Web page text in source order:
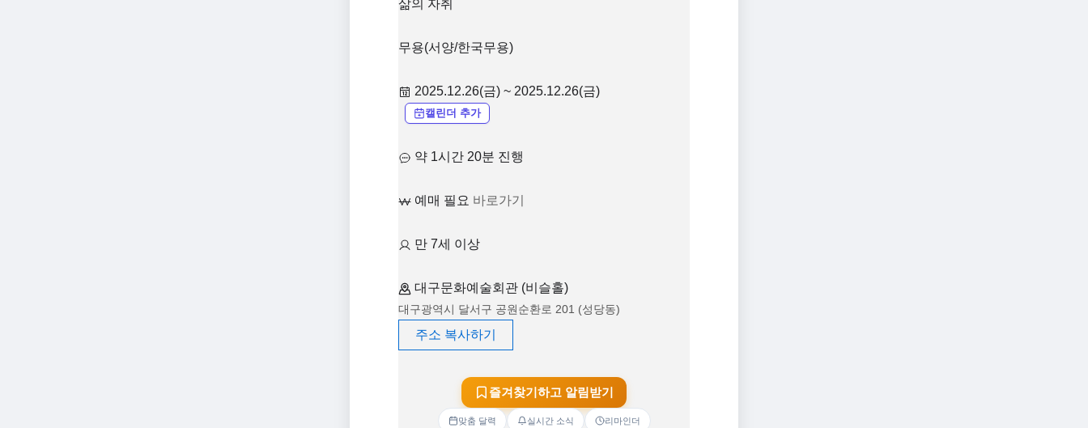
삶의 자취
무용(서양/한국무용)
2025.12.26(금) ~ 2025.12.26(금)
캘린더 추가
약 1시간 20분 진행
예매 필요 바로가기
만 7세 이상
대구문화예술회관 (비슬홀)
대구광역시 달서구 공원순환로 201 (성당동)
주소 복사하기
즐겨찾기하고 알림받기
맞춤 달력 실시간 소식 리마인더